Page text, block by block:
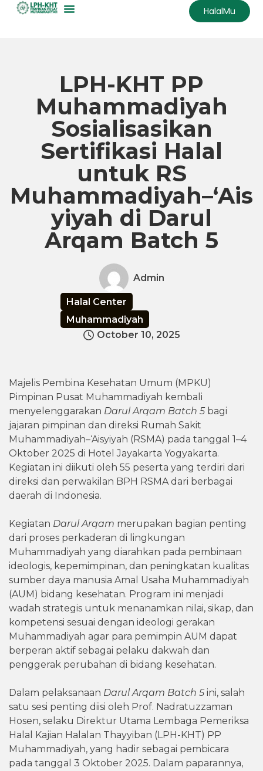
HalalMu
LPH-KHT PP
Muhammadiyah
Sosialisasikan
Sertifikasi Halal
untuk RS
Muhammadiyah–‘Ais
yiyah di Darul
Arqam Batch 5
Admin
Halal Center
Muhammadiyah
October 10, 2025
Majelis Pembina Kesehatan Umum (MPKU)
Pimpinan Pusat Muhammadiyah kembali
menyelenggarakan Darul Arqam Batch 5bagi
jajaran pimpinan dan direksi Rumah Sakit
Muhammadiyah–‘Aisyiyah (RSMA) pada tanggal 1–4
Oktober 2025 di Hotel Jayakarta Yogyakarta.
Kegiatan ini diikuti oleh 55 peserta yang terdiri dari
direksi dan perwakilan BPH RSMA dari berbagai
daerah di Indonesia.
Kegiatan Darul Arqam merupakan bagian penting
dari proses perkaderan di lingkungan
Muhammadiyah yang diarahkan pada pembinaan
ideologis, kepemimpinan, dan peningkatan kualitas
sumber daya manusia Amal Usaha Muhammadiyah
(AUM) bidang kesehatan. Program ini menjadi
wadah strategis untuk menanamkan nilai, sikap, dan
kompetensi sesuai dengan ideologi gerakan
Muhammadiyah agar para pemimpin AUM dapat
berperan aktif sebagai pelaku dakwah dan
penggerak perubahan di bidang kesehatan.
Dalam pelaksanaan Darul Arqam Batch 5ini, salah
satu sesi penting diisi oleh Prof. Nadratuzzaman
Hosen, selaku Direktur Utama Lembaga Pemeriksa
Halal Kajian Halalan Thayyiban (LPH-KHT) PP
Muhammadiyah, yang hadir sebagai pembicara
pada tanggal 3 Oktober 2025. Dalam paparannya,